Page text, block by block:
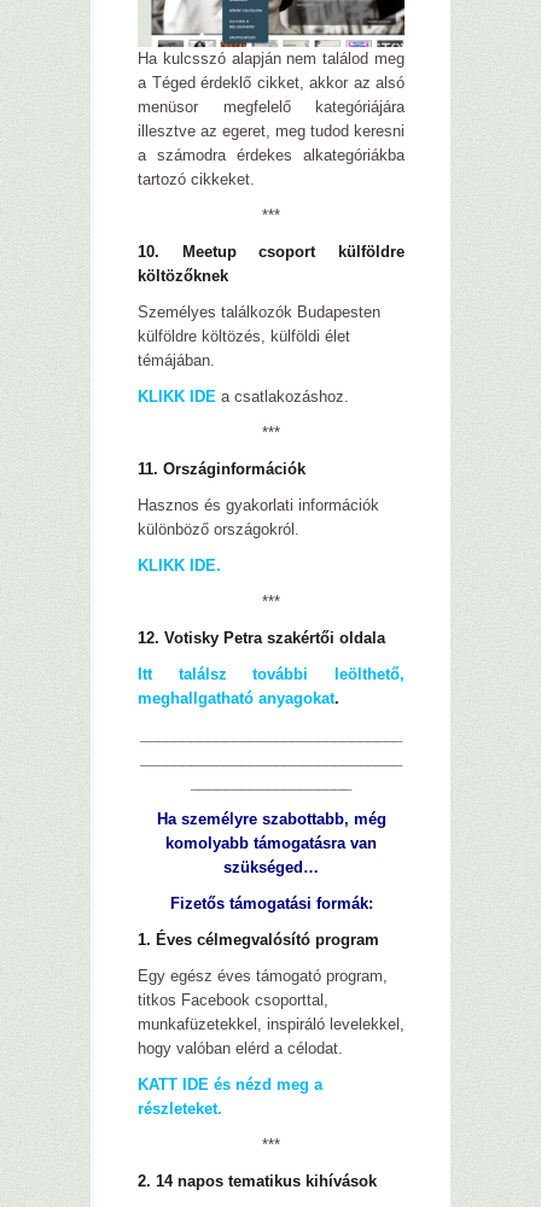
Ha kulcsszó alapján nem találod meg
a Téged érdeklő cikket, akkor az alsó
menüsor megfelelő kategóriájára
illesztve az egeret, meg tudod keresni
a számodra érdekes alkategóriákba
tartozó cikkeket.
***
10. Meetup csoport külföldre
költözőknek
Személyes találkozók Budapesten
külföldre költözés, külföldi élet
témájában.
KLIKK IDE a csatlakozáshoz.
***
11. Országinformációk
Hasznos és gyakorlati információk
különböző országokról.
KLIKK IDE.
***
12. Votisky Petra szakértői oldala
Itt találsz további leölthető,
meghallgatható anyagokat.
Ha személyre szabottabb, még
komolyabb támogatásra van
szükséged…
Fizetős támogatási formák:
1. Éves célmegvalósító program
Egy egész éves támogató program,
titkos Facebook csoporttal,
munkafüzetekkel, inspiráló levelekkel,
hogy valóban elérd a célodat.
KATT IDE és nézd meg a
részleteket.
***
2. 14 napos tematikus kihívások